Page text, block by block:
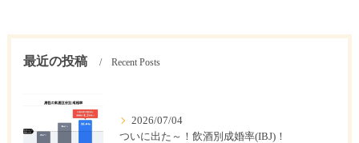
最近の投稿 Recent Posts
2026/07/04
ついに出た～！飲酒別成婚率(IBJ)！